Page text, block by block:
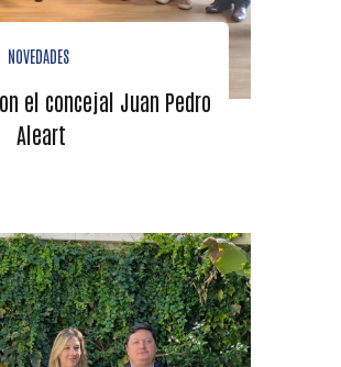
NOVEDADES
el concejal Juan Pedro
Aleart